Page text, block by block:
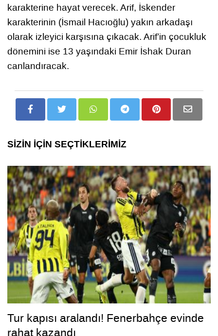
karakterine hayat verecek. Arif, İskender
karakterinin (İsmail Hacıoğlu) yakın arkadaşı
olarak izleyici karşısına çıkacak. Arif’in çocukluk
dönemini ise 13 yaşındaki Emir İshak Duran
canlandıracak.
SİZİN İÇİN SEÇTİKLERİMİZ
Tur kapısı aralandı! Fenerbahçe evinde
rahat kazandı